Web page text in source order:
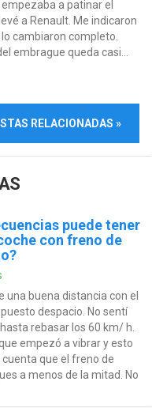
a patinar el
a Renault. Me indicaron
cambiaron completo.
embrague queda casi...
RELACIONADAS »
puede tener
con freno de
una buena distancia con el
despacio. No sentí
rebasar los 60 km/ h.
empezó a vibrar y esto
que el freno de
a menos de la mitad. No